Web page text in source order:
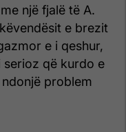
një fjalë të A.
e brezit
e i qeshur,
serioz që kurdo e
problem